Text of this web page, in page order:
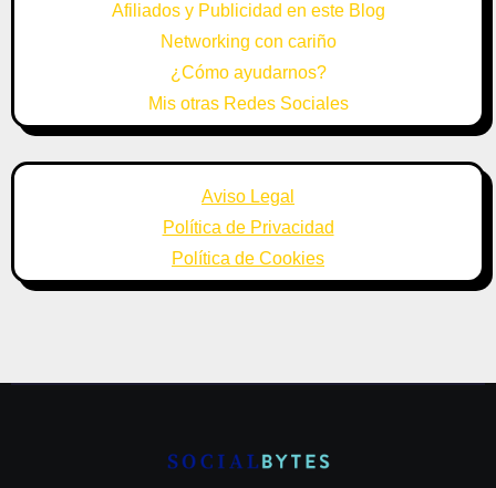
Afiliados y Publicidad en este Blog
Networking con cariño
¿Cómo ayudarnos?
Mis otras Redes Sociales
Aviso Legal
Política de Privacidad
Política de Cookies